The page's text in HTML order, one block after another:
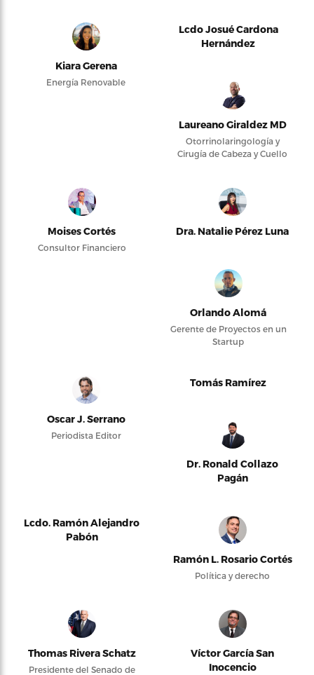
Kiara Gerena
Energía Renovable
Lcdo Josué Cardona
Hernández
Laureano Giraldez MD
Otorrinolaringología y
Cirugía de Cabeza y Cuello
Moises Cortés
Consultor Financiero
Dra. Natalie Pérez Luna
Orlando Alomá
Gerente de Proyectos en un
Startup
Oscar J. Serrano
Periodista Editor
Tomás Ramírez
Dr. Ronald Collazo
Pagán
Lcdo. Ramón Alejandro
Pabón
Ramón L. Rosario Cortés
Política y derecho
Thomas Rivera Schatz
Presidente del Senado de
Víctor García San
Inocencio